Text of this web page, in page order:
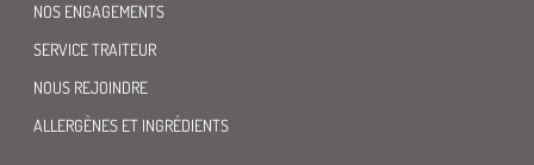
NOS ENGAGEMENTS
SERVICE TRAITEUR
NOUS REJOINDRE
ALLERGÈNES ET INGRÉDIENTS